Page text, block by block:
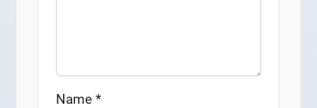
Name*